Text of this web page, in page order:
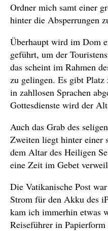
Ordner mich samt einer
hinter die Absperrungen
Überhaupt wird im Dom
geführt, um der
das scheint im Rahmen
zu gelingen. Es gibt
in zahllosen Sprachen
Gottesdienste wird der
Auch das Grab des
Zweiten liegt hinter einer
dem Altar des Heiligen
eine Zeit im Gebet
Die Vatikanische Post
Strom für den Akku des
kam ich immerhin etwas
Reiseführer in